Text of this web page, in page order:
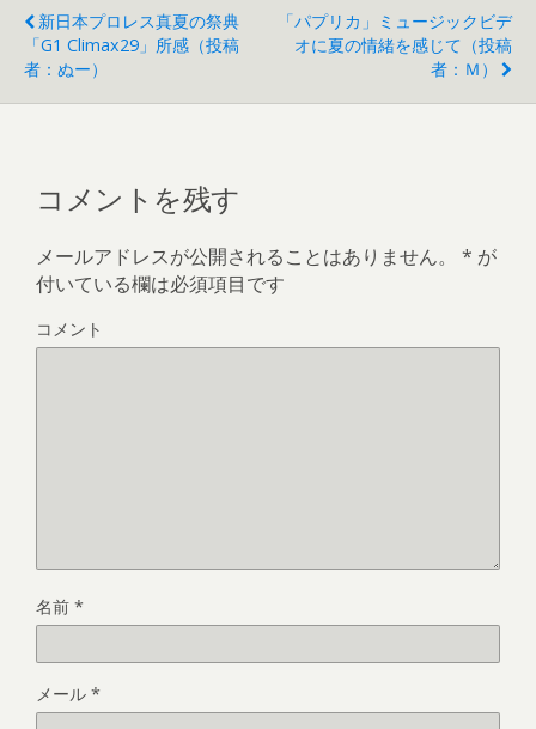
新日本プロレス真夏の祭典
「G1 Climax29」所感（投稿
者：ぬー）
「パプリカ」ミュージックビデ
オに夏の情緒を感じて（投稿
者：Ｍ）
コメントを残す
メールアドレスが公開されることはありません。 * が
付いている欄は必須項目です
コメント
名前 *
メール *